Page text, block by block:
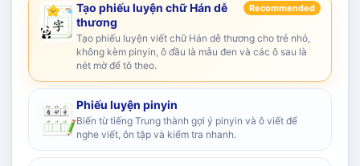
Tạo phiếu luyện chữ Hán dễ
thương
Recommended
Tạo phiếu luyện viết chữ Hán dễ thương cho trẻ nhỏ,
không kèm pinyin, ô đầu là mẫu đen và các ô sau là
nét mờ để tô theo.
Phiếu luyện pinyin
Biến từ tiếng Trung thành gợi ý pinyin và ô viết để
nghe viết, ôn tập và kiểm tra nhanh.